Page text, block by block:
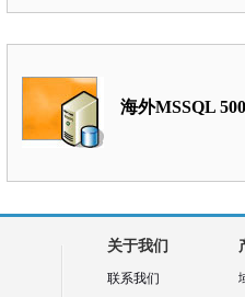
海外MSSQL
关于我们
联系我们